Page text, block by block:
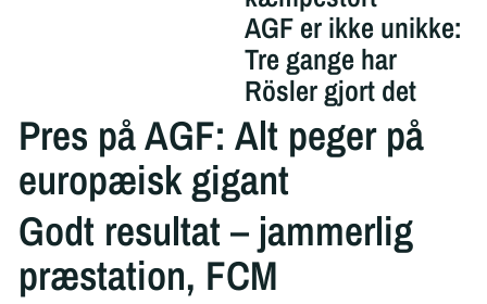
AGF er ikke unikke:
Tre gange har
Rösler gjort det
Pres på AGF: Alt peger på
europæisk gigant
Godt resultat – jammerlig
præstation, FCM